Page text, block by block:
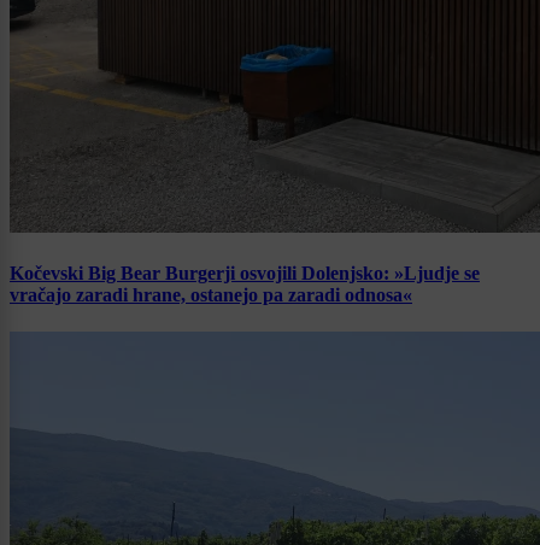
Kočevski Big Bear Burgerji osvojili Dolenjsko: »Ljudje se
vračajo zaradi hrane, ostanejo pa zaradi odnosa«